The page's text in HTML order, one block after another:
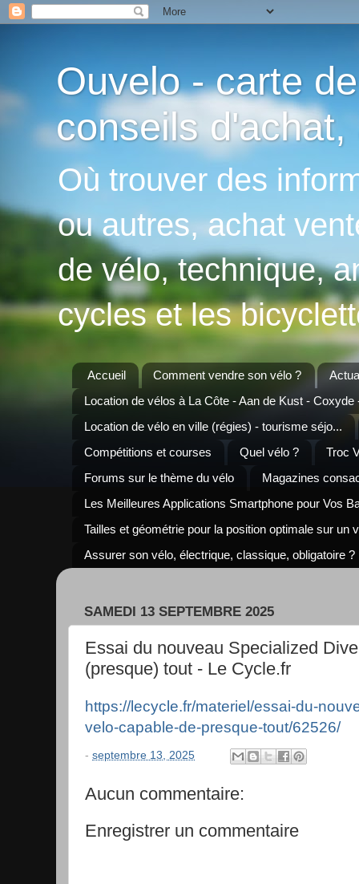
Ouvelo - carte
conseils
Où trouver des
ou autres, achat
de vélo, technique,
cycles et les
Accueil Comment vendre son vélo ?
Location de vélos à La Côte - Aan de Kust - Coxyde
Location de vélo en ville (régies) - tourisme séjo...
Compétitions et courses
Quel vélo ?
Troc
Forums sur le thème du vélo
Magazines
Les Meilleures Applications Smartphone pour Vos
Tailles et géométrie pour la position optimale sur un
Assurer son vélo, électrique, classique, obligatoire ?
SAMEDI 13 SEPTEMBRE 2025
Essai du nouveau Specialized
(presque) tout - Le Cycle.fr
https://lecycle.fr/materiel/essai-du-
velo-capable-de-presque-tout/62526/
- septembre 13, 2025
Aucun commentaire:
Enregistrer un commentaire